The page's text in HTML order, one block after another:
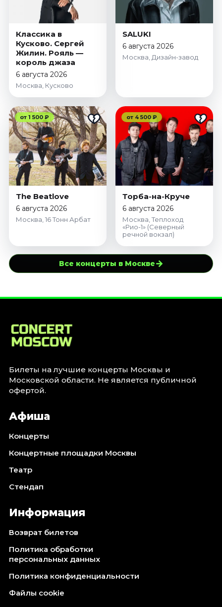
Классика в
Кусково. Сергей
Жилин. Рояль —
король джаза
6 августа 2026
Москва, Кусково
SALUKI
6 августа 2026
Москва, Дизайн-завод
от 1 500 ₽
The Beatlove
6 августа 2026
Москва, 16 Тонн Арбат
от 4 500 ₽
Торба-на-Круче
6 августа 2026
Москва, Теплоход
«Рио-1» (Северный
речной вокзал)
Все концерты в Москве→
Билеты на лучшие концерты Москвы и
Московской области. Не является публичной
офертой.
Афиша
Концерты
Концертные площадки Москвы
Театр
Стендап
Информация
Возврат билетов
Политика обработки
персональных данных
Политика конфиденциальности
Файлы cookie